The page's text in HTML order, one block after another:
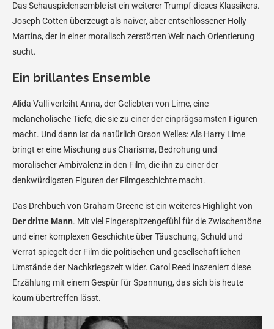
Das Schauspielensemble ist ein weiterer Trumpf dieses Klassikers.
Joseph Cotten überzeugt als naiver, aber entschlossener Holly
Martins, der in einer moralisch zerstörten Welt nach Orientierung
sucht.
Ein brillantes Ensemble
Alida Valli verleiht Anna, der Geliebten von Lime, eine
melancholische Tiefe, die sie zu einer der einprägsamsten Figuren
macht. Und dann ist da natürlich Orson Welles: Als Harry Lime
bringt er eine Mischung aus Charisma, Bedrohung und
moralischer Ambivalenz in den Film, die ihn zu einer der
denkwürdigsten Figuren der Filmgeschichte macht.
Das Drehbuch von Graham Greene ist ein weiteres Highlight von
Der dritte Mann. Mit viel Fingerspitzengefühl für die Zwischentöne
und einer komplexen Geschichte über Täuschung, Schuld und
Verrat spiegelt der Film die politischen und gesellschaftlichen
Umstände der Nachkriegszeit wider. Carol Reed inszeniert diese
Erzählung mit einem Gespür für Spannung, das sich bis heute
kaum übertreffen lässt.